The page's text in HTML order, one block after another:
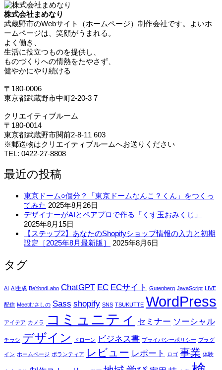
株式会社まめなり
武蔵野市のWebサイト（ホームページ）制作会社です。よいホ
ームページは、笑顔がうまれる。
よく働き、
生活に役立つものを提供し、
ものづくりへの情熱をたやさず、
健やかにやり続ける
〒180-0006
東京都武蔵野市中町2-20-3 7
クリエイティブルーム
〒180-0014
東京都武蔵野市関前2-8-11 603
※郵送物はクリエイティブルームへお送りください
TEL: 0422-27-8808
最近の投稿
東京ドーム○個分？「東京ドームなんこ？くん」をつくっ
てみた 2025年8月26日
デザイナーがAIとペアプロで作る「くす玉おみくじ」
2025年8月15日
【ステップ2】あなたのShopifyショップ情報の入力と初期
設定［2025年8月最新版］
2025年8月6日
タグ
AI AI生成 BeYondLabo ChatGPT EC ECサイト Gutenberg JavaScript LIVE
配信 Meetむさしの Sass shopify SNS TSUKUTTE WordPress
アイデア カメラ コミュニティ セミナー ソーシャル
チラシ デザイン ドローン ビジネス書 プライバシーポリシー プラグ
イン ホームページ ボランティア レビュー レポート ロゴ 事業 体験